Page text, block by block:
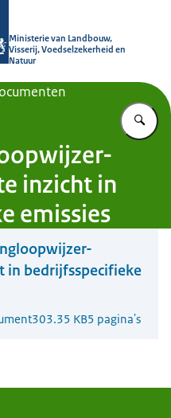
Ministerie van Landbouw,
Visserij, Voedselzekerheid en
Natuur
inzicht in
emissies
in bedrijfsspecifieke
303.35 KB5 pagina's